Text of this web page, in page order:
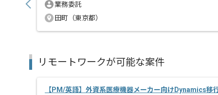
業務委託
田町（東京都）
リモートワークが可能な案件
【PM/英語】外資系医療機器メーカー向けDynamics移